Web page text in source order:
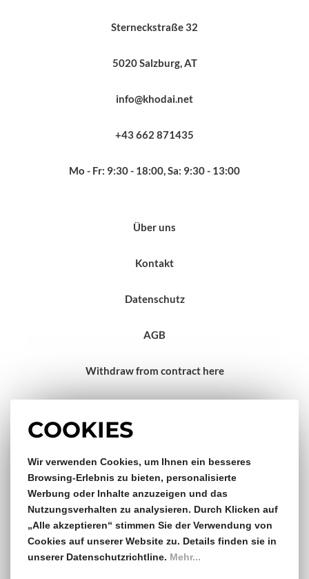
COOKIES
Wir verwenden Cookies, um Ihnen ein besseres
Browsing-Erlebnis zu bieten, personalisierte
Werbung oder Inhalte anzuzeigen und das
Nutzungsverhalten zu analysieren. Durch Klicken auf
„Alle akzeptieren“ stimmen Sie der Verwendung von
Cookies auf unserer Website zu. Details finden sie in
unserer Datenschutzrichtline. Mehr...
Sterneckstraße 32
5020 Salzburg, AT
info@khodai.net
+43 662 871435
Mo - Fr: 9:30 - 18:00, Sa: 9:30 - 13:00
Über uns
Kontakt
Datenschutz
AGB
Withdraw from contract here
Gratis Versand & Rückversand
ab €150,- Bestellwert
14 Tage Rückgaberecht